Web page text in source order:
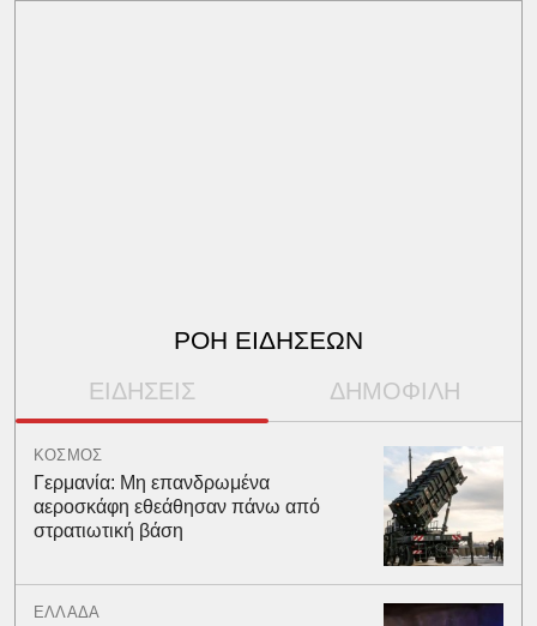
ΡΟΗ ΕΙΔΗΣΕΩΝ
ΕΙΔΗΣΕΙΣ ΔΗΜΟΦΙΛΗ
ΚΟΣΜΟΣ
Γερμανία: Μη επανδρωμένα
αεροσκάφη εθεάθησαν πάνω από
στρατιωτική βάση
ΕΛΛΑΔΑ